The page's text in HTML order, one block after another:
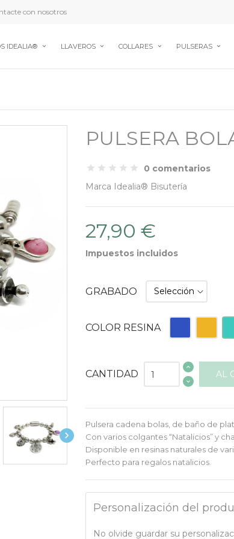
con nosotros
IDEALIA® LLAVEROS COLLARES PULSERAS

PULSERA
0 comentarios
Marca Idealia® Bisutería
27,90 €
Impuestos incluidos
GRABADO
COLOR RESINA Naranja
CANTIDAD AL
Pulsera cadena bolas, de baño de
Con varios colgantes “Natalicios” y
Disponible en resinas naturales de
Perfecto para regalos natalicios.
Personalización del
No olvide guardar su